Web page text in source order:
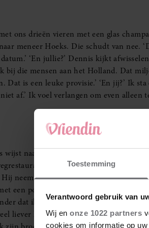
Toestemming
Verantwoord gebruik van
Wij en onze 1022 partners
cookies om informatie op
ons drieën vieren met een glas
meneer Hoeks. Die schudt van nee.
‘En jullie?’ Dennis kijkt
bij die mensen aan het Holland. Dat
Dat is een leuke provisie.’ ‘En jij?’ Ik
af.’ Ik voel verlangen om even
wijst naar zijn wagen als ik mijn jas aan
rijden, slaat hij af bij het
Hij neemt mijn hand en legt die in zijn
een portie bitterballen.’ Ik knijp
dat ik er iets aan kan doen,
liever hier alleen met Stoute Dennis